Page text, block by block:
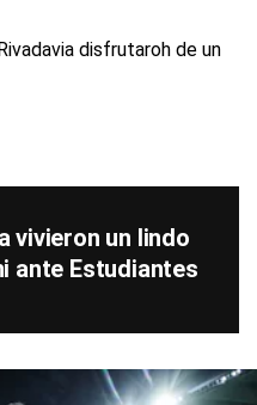
vivieron un lindo
ante Estudiantes